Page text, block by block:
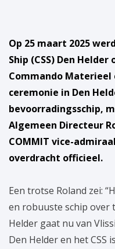
Op 25 maart 2025
Ship (CSS) Den
Commando Materieel
ceremonie in Den
bevoorradingsschip,
Algemeen Directeur
COMMIT vice-
overdracht officieel.
Een trotse Roland zei:
en robuuste schip over
Helder gaat nu van
Den Helder en het CSS